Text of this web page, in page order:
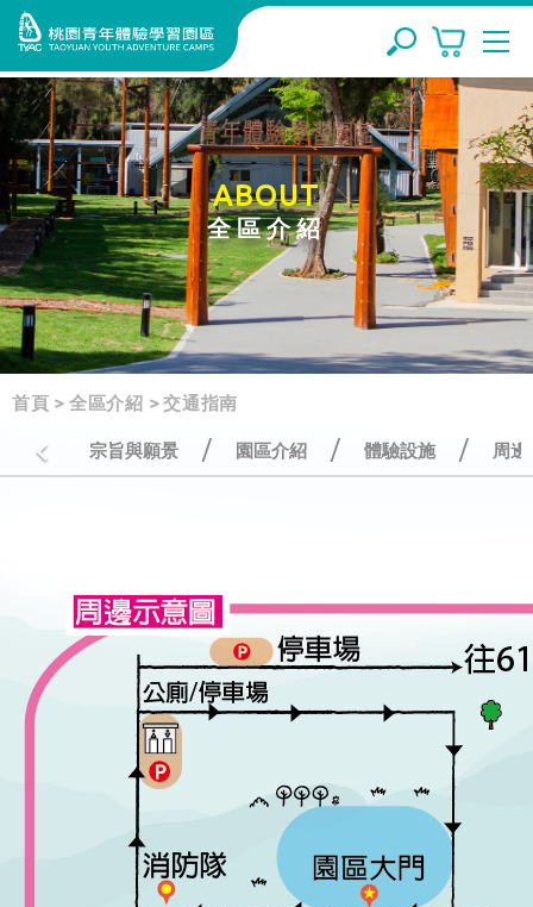
ABOUT
全區介紹
首頁 > 全區介紹 >交通指南
宗旨與願景 / 園區介紹 / 體驗設施 / 周